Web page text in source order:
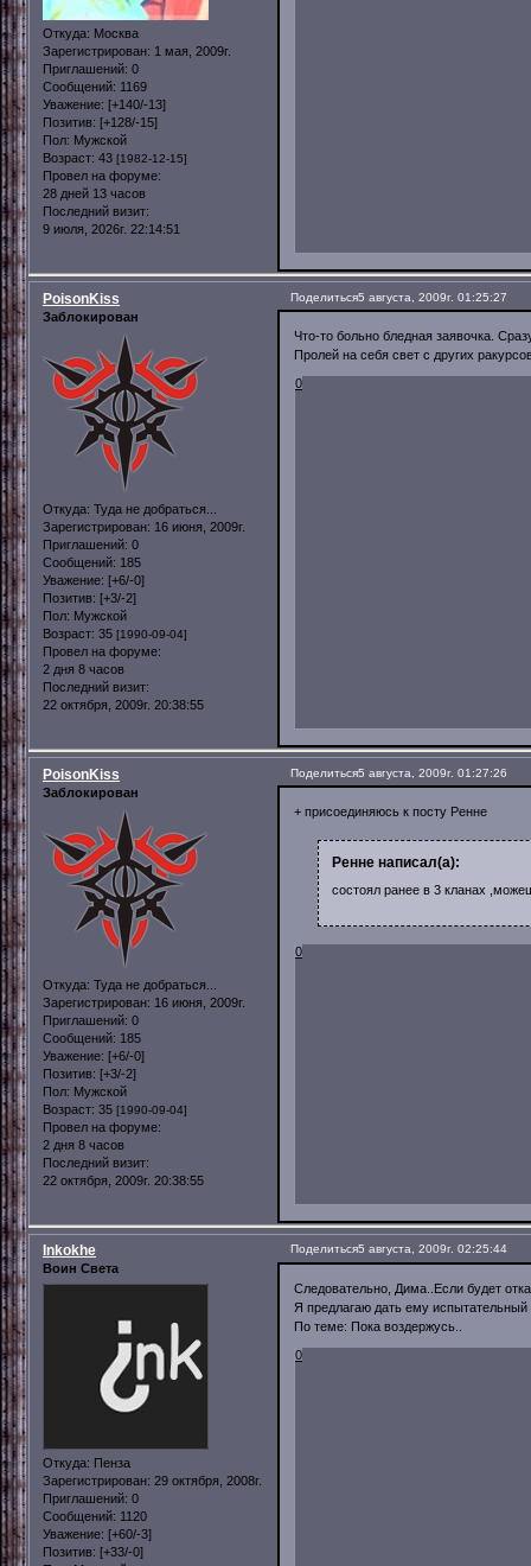
Откуда: Москва
Зарегистрирован: 1 мая, 2009г.
Приглашений: 0
Сообщений: 1169
Уважение: [+140/-13]
Позитив: [+128/-15]
Пол: Мужской
Возраст: 43 [1982-12-15]
Провел на форуме:
28 дней 13 часов
Последний визит:
9 июля, 2026г. 22:14:51
Поделиться5 августа, 2009г. 01:25:27
PoisonKiss
Заблокирован
Откуда: Туда не добраться...
Зарегистрирован: 16 июня, 2009г.
Приглашений: 0
Сообщений: 185
Уважение: [+6/-0]
Позитив: [+3/-2]
Пол: Мужской
Возраст: 35 [1990-09-04]
Провел на форуме:
2 дня 8 часов
Последний визит:
22 октября, 2009г. 20:38:55
Что-то больно бледная заявочка.
Пролей на себя свет с других
0
Поделиться5 августа, 2009г. 01:27:26
PoisonKiss
Заблокирован
Откуда: Туда не добраться...
Зарегистрирован: 16 июня, 2009г.
Приглашений: 0
Сообщений: 185
Уважение: [+6/-0]
Позитив: [+3/-2]
Пол: Мужской
Возраст: 35 [1990-09-04]
Провел на форуме:
2 дня 8 часов
Последний визит:
22 октября, 2009г. 20:38:55
+ присоединяюсь к посту Ренне
Ренне написал(а):
состоял ранее в 3 кланах
0
Поделиться5 августа, 2009г. 02:25:44
Inkokhe
Воин Света
Откуда: Пенза
Зарегистрирован: 29 октября, 2008г.
Приглашений: 0
Сообщений: 1120
Уважение: [+60/-3]
Позитив: [+33/-0]
Следовательно, Дима..Если будет
Я предлагаю дать ему испытательный
По теме: Пока воздержусь..
0